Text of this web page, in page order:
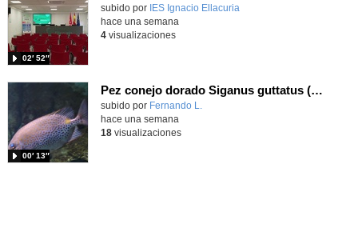
Contenido educativo.
subido por IES Ignacio Ellacuria
02′ 52″
hace una semana
4visualizaciones
Pez conejo dorado Siganus guttatus (Bloch, 1786)
Contenido educativo.
subido por Fernando L.
00′ 13″
hace una semana
18visualizaciones